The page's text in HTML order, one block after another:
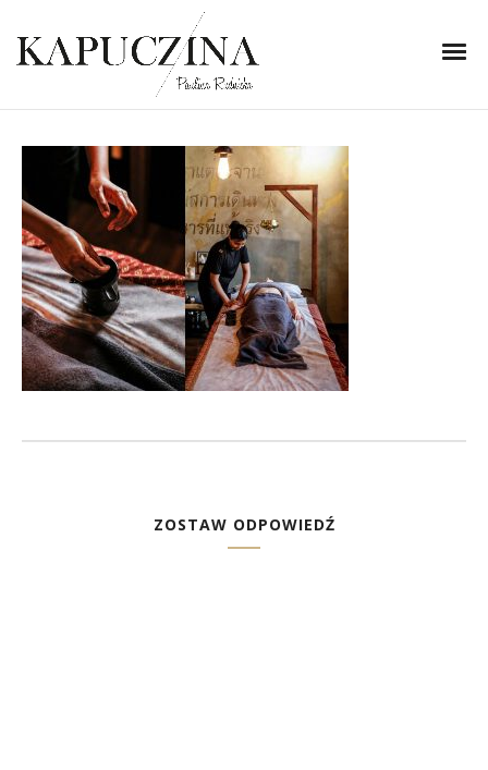
17 października 2022
MG_2031-horz
Written by
ZOSTAW ODPOWIEDŹ